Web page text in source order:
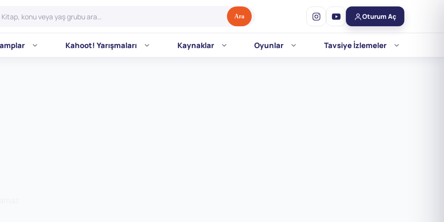
Ara Oturum Aç
Kahoot! Yarışmaları Kaynaklar Oyunlar Tavsiye İzlemeler